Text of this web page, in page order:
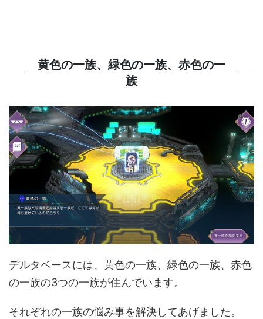
黄色の一族、緑色の一族、赤色の一
族
デルタベースには、黄色の一族、緑色の一族、赤色
の一族の3つの一族が住んでいます。
それぞれの一族の悩み事を解決してあげました。